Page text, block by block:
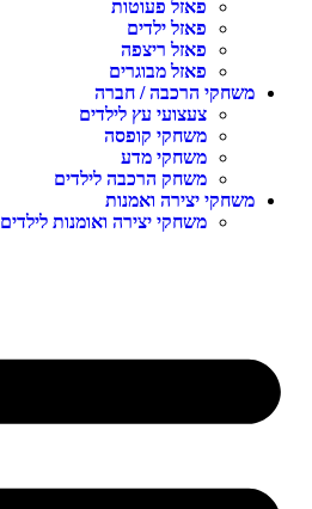
פאזל פעוטות
פאזל ילדים
פאזל ריצפה
פאזל מבוגרים
משחקי הרכבה / חברה
צעצועי עץ לילדים
משחקי קופסה
משחקי מדע
משחק הרכבה לילדים
משחקי יצירה ואמנות
משחקי יצירה ואומנות לילדים